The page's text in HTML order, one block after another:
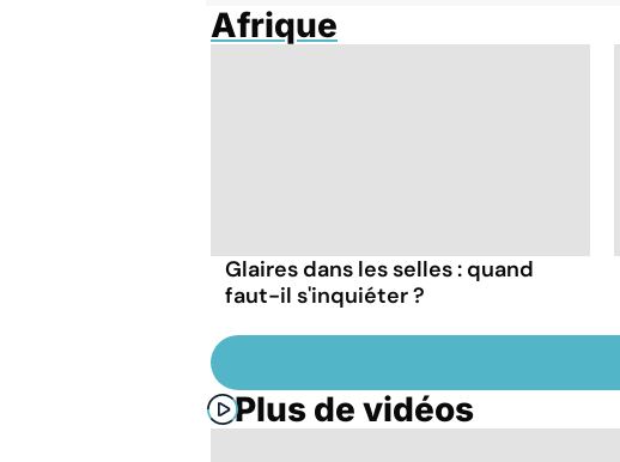
Afrique
Glaires dans les selles : quand
faut-il s'inquiéter ?
Plus de vidéos